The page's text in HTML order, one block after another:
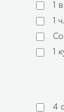
1
1
1
4